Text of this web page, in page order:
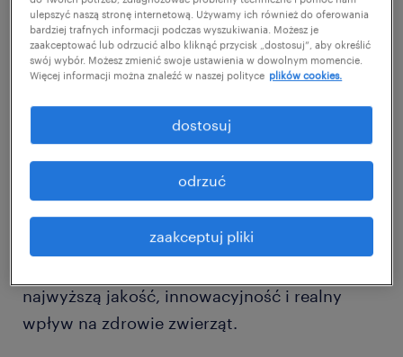
Specjalisty/ki ds. Produktu.
Jeśli posiadasz już doświadczenie w
sprzedaży produktów dla zwierząt i znasz
specyfikę tej branży, ta oferta jest właśnie dla
Ciebie !
najwyższą jakość, innowacyjność i realny
wpływ na zdrowie zwierząt.
ulepszyć naszą stronę internetową. Używamy ich również do oferowania
bardziej trafnych informacji podczas wyszukiwania. Możesz je
zaakceptować lub odrzucić albo kliknąć przycisk „dostosuj”, aby określić
swój wybór. Możesz zmienić swoje ustawienia w dowolnym momencie.
Więcej informacji można znaleźć w naszej polityce plików cookies.
zaakceptuj pliki
odrzuć
dostosuj